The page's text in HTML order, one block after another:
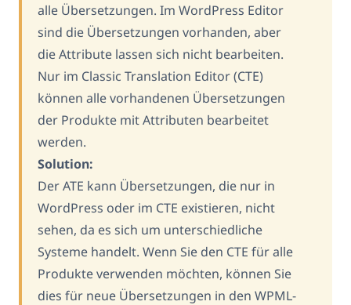
alle Übersetzungen. Im WordPress Editor
sind die Übersetzungen vorhanden, aber
die Attribute lassen sich nicht bearbeiten.
Nur im Classic Translation Editor (CTE)
können alle vorhandenen Übersetzungen
der Produkte mit Attributen bearbeitet
werden.
Solution:
Der ATE kann Übersetzungen, die nur in
WordPress oder im CTE existieren, nicht
sehen, da es sich um unterschiedliche
Systeme handelt. Wenn Sie den CTE für alle
Produkte verwenden möchten, können Sie
dies für neue Übersetzungen in den WPML-